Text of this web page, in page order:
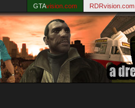
GTAvision.com RDRvision.com